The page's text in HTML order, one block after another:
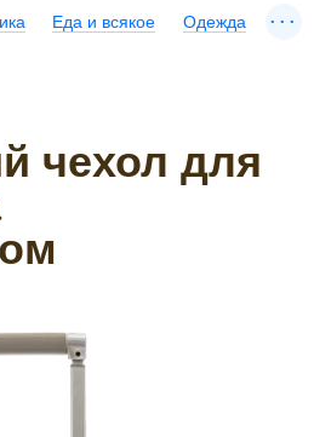
Еда и всякое Одежда ...
чехол для